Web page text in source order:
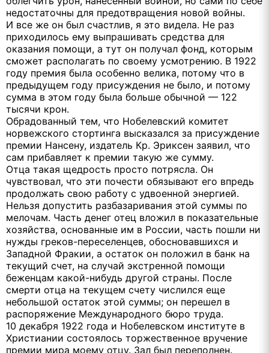
недостаточны для предотвращения новой войны.
И все же он был счастлив, я это видела. Не раз
приходилось ему выпрашивать средства для
оказания помощи, а тут он получал фонд, которым
сможет располагать по своему усмотрению. В 1922
году премия была особенно велика, потому что в
предыдущем году присуждения не было, и потому
сумма в этом году была больше обычной — 122
тысячи крон.
Обрадованный тем, что Нобелевский комитет
норвежского стортинга высказался за присуждение
премии Нансену, издатель Кр. Эриксен заявил, что
сам прибавляет к премии такую же сумму.
Отца такая щедрость просто потрясла. Он
чувствовал, что эти почести обязывают его впредь
продолжать свою работу с удвоенной энергией.
Нельзя допустить разбазаривания этой суммы по
мелочам. Часть денег отец вложил в показательные
хозяйства, основанные им в России, часть пошли ни
нужды греков-переселенцев, обосновавшихся и
Западной Фракии, а остаток он положил в банк на
текущий счет, на случай экстренной помощи
беженцам какой-нибудь другой страны. После
смерти отца на текущем счету числился еще
небольшой остаток этой суммы; он перешел в
распоряжение Международного бюро труда.
10 декабря 1922 года и Нобелевском институте в
Христиании состоялось торжественное вручение
премии мира моему отцу. Зал был переполнен.